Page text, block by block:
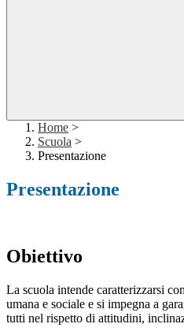
Home >
Scuola >
Presentazione
Presentazione
Obiettivo
La scuola intende caratterizzarsi
umana e sociale e si impegna a
tutti nel rispetto di attitudini,